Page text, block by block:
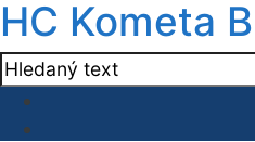
HC Kometa